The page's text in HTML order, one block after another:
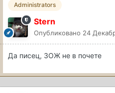
Administrators
Stern
Опубликовано 24
Да писец, ЗОЖ не в почете